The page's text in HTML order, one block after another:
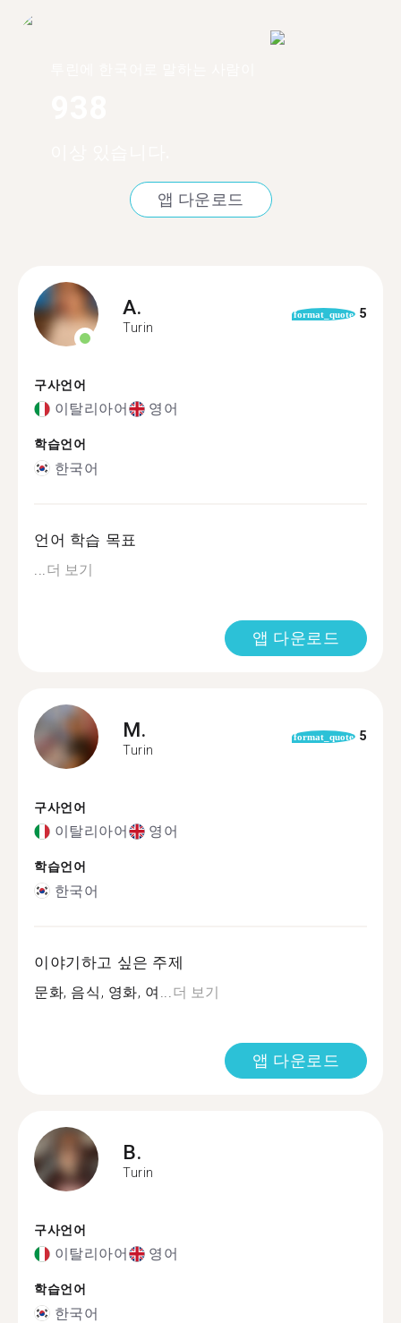
앱 다운로드
A.
Turin
format_quote 5
구사언어
이탈리아어 영어
학습언어
한국어
언어 학습 목표
더 보기
앱 다운로드
M.
Turin
format_quote 5
구사언어
이탈리아어 영어
학습언어
한국어
이야기하고 싶은 주제
문화, 음식, 영화, 여... 더 보기
앱 다운로드
B.
Turin
구사언어
이탈리아어 영어
학습언어
한국어